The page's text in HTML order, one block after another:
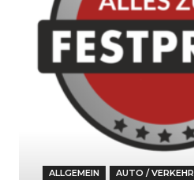
ALLGEMEIN AUTO / VERKEHR